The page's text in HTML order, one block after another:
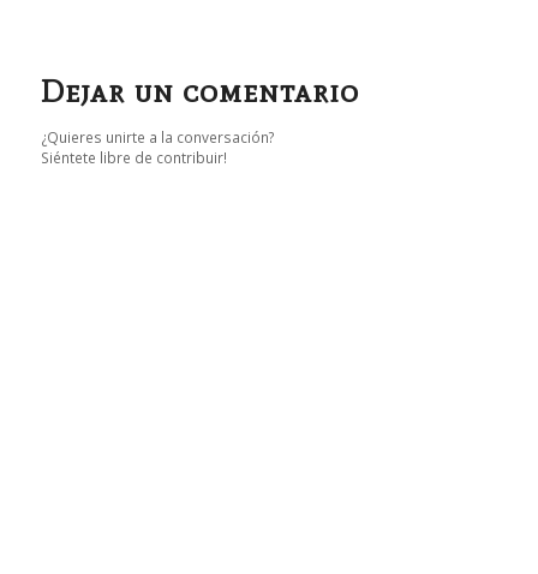
Dejar un comentario
¿Quieres unirte a la conversación?
Siéntete libre de contribuir!